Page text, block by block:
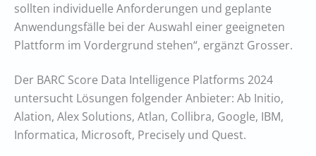
sollten individuelle Anforderungen und geplante
Anwendungsfälle bei der Auswahl einer geeigneten
Plattform im Vordergrund stehen“, ergänzt Grosser.
Der BARC Score Data Intelligence Platforms 2024
untersucht Lösungen folgender Anbieter: Ab Initio,
Alation, Alex Solutions, Atlan, Collibra, Google, IBM,
Informatica, Microsoft, Precisely und Quest.